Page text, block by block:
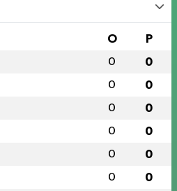
O P
0 0
0 0
0 0
0 0
0 0
0 0